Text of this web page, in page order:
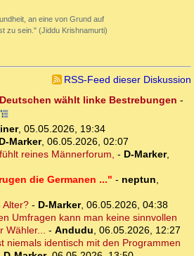
an eine von Grund auf
zu sein." (Jiddu Krishnamurti)
RSS-Feed dieser Diskussion
wählt linke Bestrebungen -
, 05.05.2026, 19:34
D-Marker, 06.05.2026, 02:07
reines Männerforum, - D-Marker,
die Germanen ..." - neptun,
Alter?- D-Marker, 06.05.2026, 04:38
Umfragen kann man keine sinnvollen
Wähler... - Andudu, 06.05.2026, 12:27
niemals identisch mit den Programmen